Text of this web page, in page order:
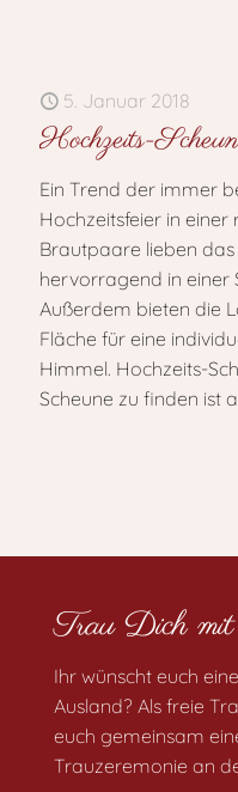
5. Januar 2018
Hochzeits-
Ein Trend der immer
Hochzeitsfeier in einer
Brautpaare lieben
hervorragend in einer
Außerdem bieten die
Fläche für eine
Himmel. Hochzeits-
Scheune zu finden ist
Trau Dich
Ihr wünscht euch
Ausland? Als freie
euch gemeinsam
Trauzeremonie an